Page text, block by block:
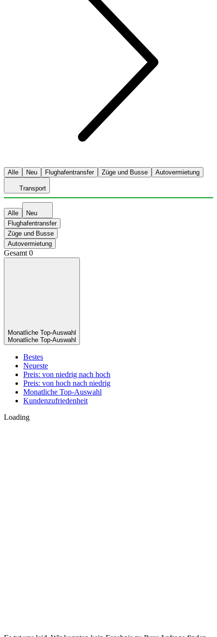
Alle Neu Flughafentransfer Züge und Busse Autovermietung
Transport
Alle
Neu
Flughafentransfer
Züge und Busse
Autovermietung
Gesamt 0
Monatliche Top-Auswahl
Monatliche Top-Auswahl
Bestes
Neueste
Preis: von niedrig nach hoch
Preis: von hoch nach niedrig
Monatliche Top-Auswahl
Kundenzufriedenheit
Loading